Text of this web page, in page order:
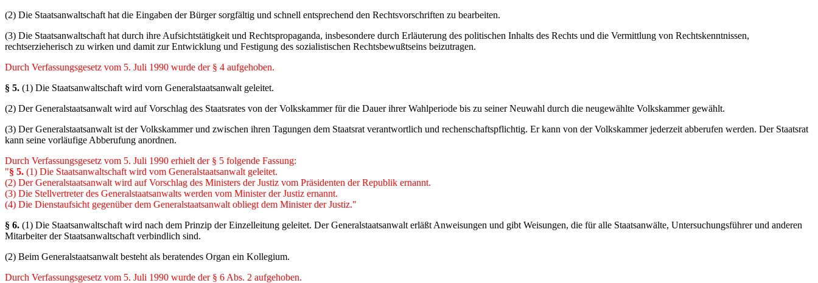
(2) Die Staatsanwaltschaft hat die Eingaben der Bürger sorgfältig und schnell entsprechend den Rechtsvorschriften zu bearbeiten.
(3) Die Staatsanwaltschaft hat durch ihre Aufsichtstätigkeit und Rechtspropaganda, insbesondere durch Erläuterung des politischen Inhalts des Rechts und die Vermittlung von Rechtskenntnissen,
rechtserzieherisch zu wirken und damit zur Entwicklung und Festigung des sozialistischen Rechtsbewußtseins beizutragen.
Durch Verfassungsgesetz vom 5. Juli 1990 wurde der § 4 aufgehoben.
§ 5. (1) Die Staatsanwaltschaft wird vorn Generalstaatsanwalt geleitet.
(2) Der Generalstaatsanwalt wird auf Vorschlag des Staatsrates von der Volkskammer für die Dauer ihrer Wahlperiode bis zu seiner Neuwahl durch die neugewählte Volkskammer gewählt.
(3) Der Generalstaatsanwalt ist der Volkskammer und zwischen ihren Tagungen dem Staatsrat verantwortlich und rechenschaftspflichtig. Er kann von der Volkskammer jederzeit abberufen werden. Der Staatsrat
kann seine vorläufige Abberufung anordnen.
Durch Verfassungsgesetz vom 5. Juli 1990 erhielt der § 5 folgende Fassung:
"§ 5. (1) Die Staatsanwaltschaft wird vom Generalstaatsanwalt geleitet.
(2) Der Generalstaatsanwalt wird auf Vorschlag des Ministers der Justiz vom Präsidenten der Republik ernannt.
(3) Die Stellvertreter des Generalstaatsanwalts werden vom Minister der Justiz ernannt.
(4) Die Dienstaufsicht gegenüber dem Generalstaatsanwalt obliegt dem Minister der Justiz."
§ 6. (1) Die Staatsanwaltschaft wird nach dem Prinzip der Einzelleitung geleitet. Der Generalstaatsanwalt erläßt Anweisungen und gibt Weisungen, die für alle Staatsanwälte, Untersuchungsführer und anderen
Mitarbeiter der Staatsanwaltschaft verbindlich sind.
(2) Beim Generalstaatsanwalt besteht als beratendes Organ ein Kollegium.
Durch Verfassungsgesetz vom 5. Juli 1990 wurde der § 6 Abs. 2 aufgehoben.